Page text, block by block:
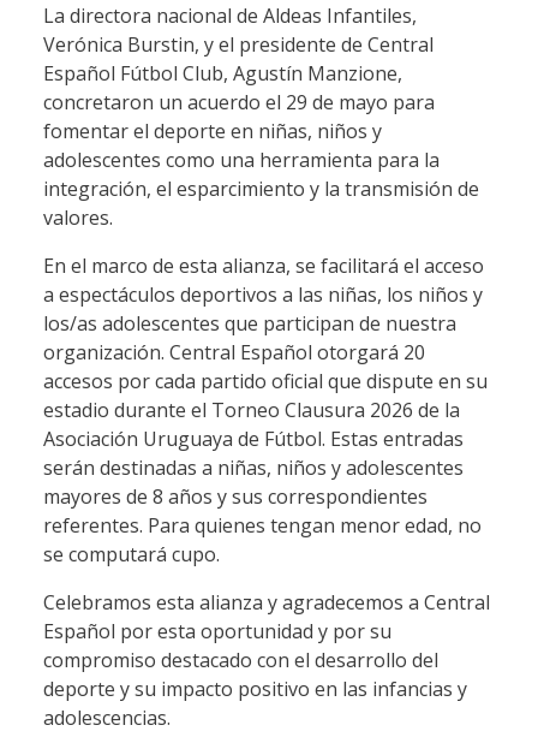
La directora nacional de Aldeas Infantiles,
Verónica Burstin, y el presidente de Central
Español Fútbol Club, Agustín Manzione,
concretaron un acuerdo el 29 de mayo para
fomentar el deporte en niñas, niños y
adolescentes como una herramienta para la
integración, el esparcimiento y la transmisión de
valores.
En el marco de esta alianza, se facilitará el acceso
a espectáculos deportivos a las niñas, los niños y
los/as adolescentes que participan de nuestra
organización. Central Español otorgará 20
accesos por cada partido oficial que dispute en su
estadio durante el Torneo Clausura 2026 de la
Asociación Uruguaya de Fútbol. Estas entradas
serán destinadas a niñas, niños y adolescentes
mayores de 8 años y sus correspondientes
referentes. Para quienes tengan menor edad, no
se computará cupo.
Celebramos esta alianza y agradecemos a Central
Español por esta oportunidad y por su
compromiso destacado con el desarrollo del
deporte y su impacto positivo en las infancias y
adolescencias.